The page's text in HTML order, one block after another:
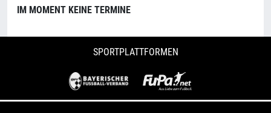
IM MOMENT KEINE TERMINE
SPORTPLATTFORMEN